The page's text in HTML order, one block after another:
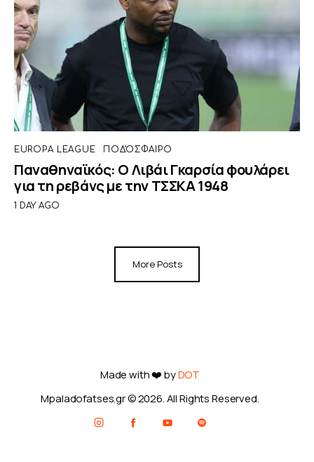
EUROPA LEAGUE ΠΟΔΌΣΦΑΙΡΟ
Παναθηναϊκός: Ο Λιβάι Γκαρσία φουλάρει
για τη ρεβάνς με την ΤΣΣΚΑ 1948
1 DAY AGO
More Posts
Made with ❤️ byDOT
Mpaladofatses.gr © 2026. All Rights Reserved.